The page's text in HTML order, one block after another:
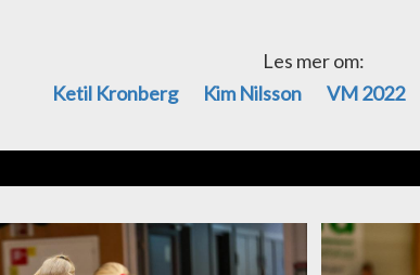
Les mer om:
Ketil Kronberg
Kim Nilsson VM 2022